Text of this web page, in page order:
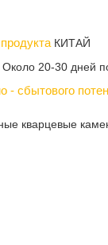
КИТАЙ
Около 20-30 дней
- сбытового
кварцевые